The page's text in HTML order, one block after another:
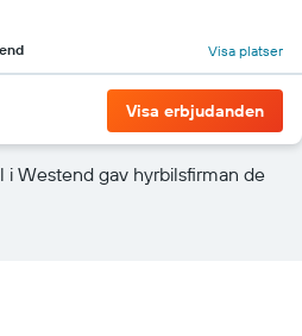
Visa platser
Visa erbjudanden
i Westend gav hyrbilsfirman de